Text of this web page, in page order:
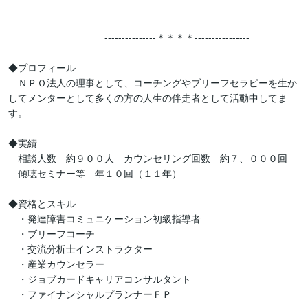
---------------＊＊＊＊----------------
◆プロフィール
ＮＰＯ法人の理事として、コーチングやブリーフセラピーを生か
してメンターとして多くの方の人生の伴走者として活動中してま
す。
◆実績
相談人数　約９００人　カウンセリング回数　約７、０００回
傾聴セミナー等　年１０回（１１年）
◆資格とスキル
・発達障害コミュニケーション初級指導者
・ブリーフコーチ
・交流分析士インストラクター
・産業カウンセラー
・ジョブカードキャリアコンサルタント
・ファイナンシャルプランナーＦＰ